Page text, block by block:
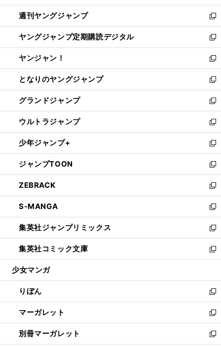
開
く
ウ
で
開
く
ン
ド
ウ
で
開
く
ウ
ィ
ン
ド
ウ
で
開
く
週刊ヤングジャンプ
新
し
い
ウ
ィ
ン
ド
ウ
で
開
く
ヤングジャンプ定期購読デジタル
新
し
い
ウ
ィ
ン
ド
ウ
で
開
く
ヤンジャン！
新
し
い
ウ
ィ
ン
ド
ウ
で
開
く
となりのヤングジャンプ
新
し
い
ウ
ィ
ン
ド
ウ
で
開
く
グランドジャンプ
新
し
い
ウ
ィ
ン
ド
ウ
で
開
く
ウルトラジャンプ
新
し
い
ウ
ィ
ン
ド
ウ
で
開
く
少年ジャンプ+
新
し
い
ウ
ィ
ン
ド
ウ
で
開
く
ジャンプTOON
新
し
い
ウ
ィ
ン
ド
ウ
で
開
ZEBRACK
新
し
い
ウ
ィ
ン
ド
ウ
開
く
S-MANGA
新
し
い
ウ
ィ
ン
ウ
で
開
く
集英社ジャンプリミックス
新
し
い
ウ
ン
ド
ウ
で
開
く
集英社コミック文庫
新
し
ウ
ィ
ン
ド
ウ
で
開
少女マンガ
りぼん
新
し
い
ウ
ィ
マーガレット
新
し
い
別冊マーガレット
新